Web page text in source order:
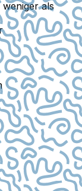
als